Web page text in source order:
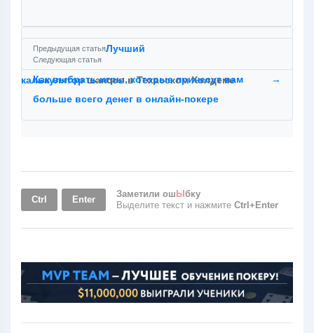
Предыдущая статьяЛучший
калькуляторшансов в Техасском Холдеме
Следующая статья
Как выбрать игры, которые принесут вам
больше всего денег в онлайн-покере
→
Ctrl Enter
Заметили ош Ы бку
Выделите текст и нажмите Ctrl+Enter